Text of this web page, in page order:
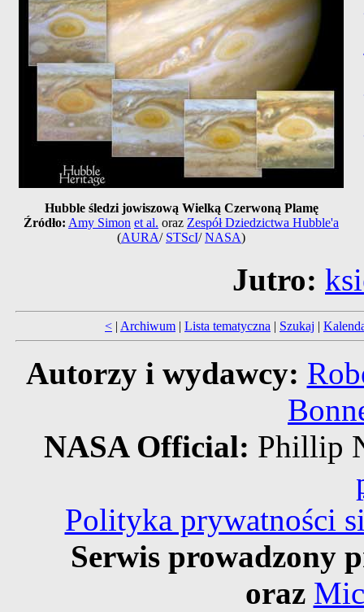
Hubble śledzi jowiszową Wielką Czerwoną Plamę
Źródło: Amy Simon et al. oraz Zespół Dziedzictwa Hubble'a
(AURA/ STScI/NASA)
Jutro:
< | Archiwum | Lista tematyczna | Szukaj |
Autorzy i wydawcy:
NASA Official: Phillip
Polityka prywatności
Serwis prowadzony
oraz